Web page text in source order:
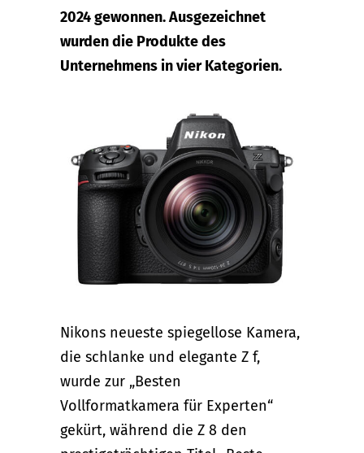
2024 gewonnen. Ausgezeichnet
wurden die Produkte des
Unternehmens in vier Kategorien.
Nikons neueste spiegellose Kamera,
die schlanke und elegante Z f,
wurde zur „Besten
Vollformatkamera für Experten“
gekürt, während die Z 8 den